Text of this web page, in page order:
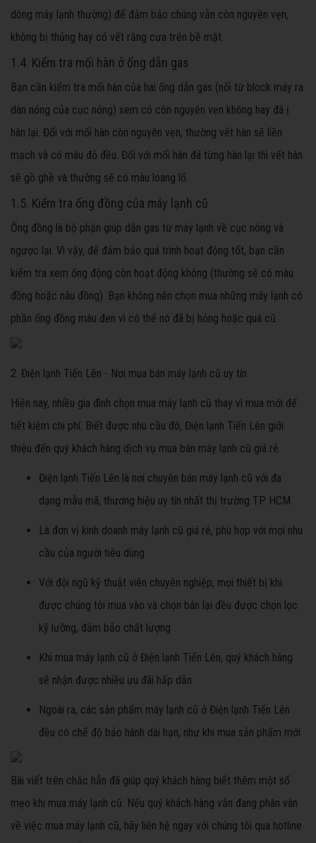
dòng máy lạnh thường) để đảm bảo chúng vẫn còn nguyên vẹn,
không bị thủng hay có vết răng cưa trên bề mặt.
1.4. Kiểm tra mối hàn ở ống dẫn gas
Bạn cần kiểm tra mối hàn của hai ống dẫn gas (nối từ block máy ra
dàn nóng của cục nóng) xem có còn nguyên vẹn không hay đã ị
hàn lại. Đối với mối hàn còn nguyên vẹn, thường vết hàn sẽ liền
mạch và có màu đỏ đều. Đối với mối hàn đã từng hàn lại thì vết hàn
sẽ gồ ghề và thường sẽ có màu loang lổ.
1.5. Kiểm tra ống đồng của máy lạnh cũ
Ống đồng là bộ phận giúp dẫn gas từ máy lạnh về cục nóng và
ngược lại. Vì vậy, để đảm bảo quá trình hoạt động tốt, bạn cần
kiểm tra xem ống động còn hoạt động không (thường sẽ có màu
đồng hoặc nâu đồng). Bạn không nên chọn mua những máy lạnh có
phần ống đồng màu đen vì có thể nó đã bị hỏng hoặc quá cũ.
2. Điện lạnh Tiến Lên - Nơi mua bán máy lạnh cũ uy tín
Hiện nay, nhiều gia đình chọn mua máy lạnh cũ thay vì mua mới để
tiết kiệm chi phí. Biết được nhu cầu đó, Điện lạnh Tiến Lên giới
thiệu đến quý khách hàng dịch vụ mua bán máy lạnh cũ giá rẻ.
Điện lạnh Tiến Lên là nơi chuyên bán máy lạnh cũ với đa
dạng mẫu mã, thương hiệu uy tín nhất thị trường TP HCM
Là đơn vị kinh doanh máy lạnh cũ giá rẻ, phù hợp với mọi nhu
cầu của người tiêu dùng
Với đội ngũ kỹ thuật viên chuyên nghiệp, mọi thiết bị khi
được chúng tôi mua vào và chọn bán lại đều được chọn lọc
kỹ lưỡng, đảm bảo chất lượng
Khi mua máy lạnh cũ ở Điện lạnh Tiến Lên, quý khách hàng
sẽ nhận được nhiều ưu đãi hấp dẫn
Ngoài ra, các sản phẩm máy lạnh cũ ở Điện lạnh Tiến Lên
đều có chế độ bảo hành dài hạn, như khi mua sản phẩm mới
Bài viết trên chắc hẳn đã giúp quý khách hàng biết thêm một số
mẹo khi mua máy lạnh cũ. Nếu quý khách hàng vẫn đang phân vân
về việc mua máy lạnh cũ, hãy liên hệ ngay với chúng tôi qua hotline